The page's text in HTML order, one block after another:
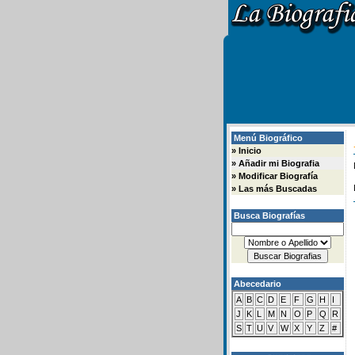
Menú Biográfico
» Inicio
» Añadir mi Biografia
» Modificar Biografía
» Las más Buscadas
Busca Biografías
Abecedario
A B C D E F G H
I
J
K L M N O P Q
R
S T U V W X Y Z #